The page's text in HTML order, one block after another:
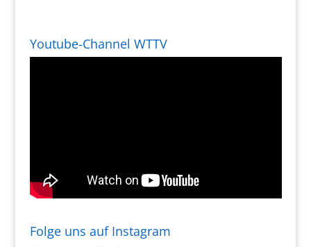
Youtube-Channel WTTV
Folge uns auf Instagram